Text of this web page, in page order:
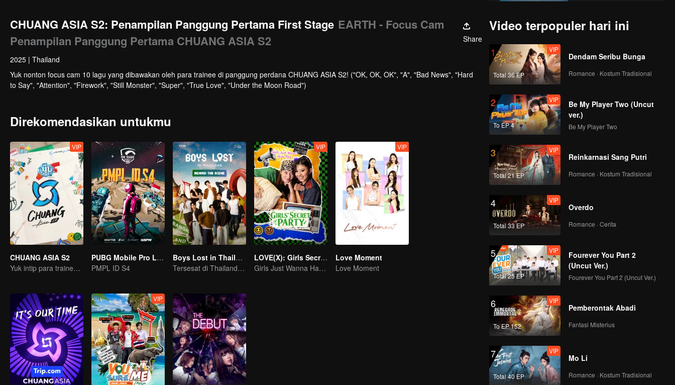
Penampilan
Panggung Pertama
XIONG - Focus Cam
Penampilan
DORN - Focus Cam
Penampilan
Panggung Pertama
LU JUNXI - Focus
Cam Penampilan
GUANMING - Focus
Cam Penampilan
KEVIN - Focus Cam
Penampilan
Panggung Pertama
LIZI - Focus Cam
Penampilan
SHEN - Focus Cam
Penampilan
CHUANG ASIA S2: Penampilan Panggung Pertama First Stage EARTH - Focus Cam
Penampilan Panggung Pertama CHUANG ASIA S2
Share
2025 | Thailand
Yuk nonton focus cam 10 lagu yang dibawakan oleh para trainee di panggung perdana CHUANG ASIA S2! ("OK, OK, OK", "A", "Bad News", "Hard
to Say", "Attention", "Firework", "Still Monster", "Super", "True Love", "Under the Moon Road")
Direkomendasikan untukmu
VIP
CHUANG ASIA S2
Yuk intip para trainee ini, pilih idolamu!
PUBG Mobile Pro League S4
PMPL ID S4
Boys Lost in Thailand·Behind the Scene
Tersesat di Thailand, belajar bareng dari perbedaan.
VIP
LOVE(X): Girls Secret Party
Girls Just Wanna Have Fun
VIP
Love Moment
Love Moment
VIP
Video terpopuler hari ini
1
Total 36 EP
VIP
Dendam Seribu Bunga
Romance · Kostum Tradisional
2
To EP 4
VIP
Be My Player Two (Uncut
ver.)
Be My Player Two
3
Total 21 EP
VIP
Reinkarnasi Sang Putri
Romance · Kostum Tradisional
4
Total 33 EP
VIP
Overdo
Romance · Cerita
5
Total 25 EP
VIP
Fourever You Part 2
(Uncut Ver.)
Fourever You Part 2 (Uncut Ver.)
6
To EP 152
VIP
Pemberontak Abadi
Fantasi Misterius
7
Total 40 EP
VIP
Mo Li
Romance · Kostum Tradisional